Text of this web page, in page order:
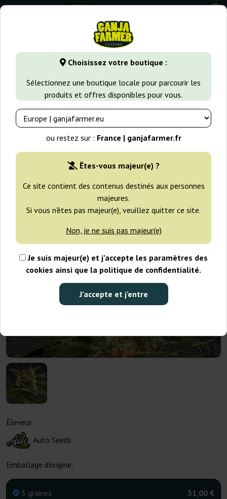
⭐ -40% Variétés à croissance rapide ⭐
⏰ 2 Jours 09:48:23
Choisissez votre boutique :
Sélectionnez une boutique locale pour parcourir les
produits et offres disponibles pour vous.
ou restez sur : France | ganjafarmer.fr
Êtes-vous majeur(e) ?
Ce site contient des contenus destinés aux personnes
majeures.
Si vous n’êtes pas majeur(e), veuillez quitter ce site.
Non, je ne suis pas majeur(e)
Je suis majeur(e) et j’accepte les paramètres des
cookies ainsi que la politique de confidentialité.
J’accepte et j’entre
0
GanjaFarmer.fr Types de Graines Graines de Cannabis à
Auto Ponder Auto Seeds
Éleveur:
Auto Seeds
Emballage d'origine:
3 graines 31,00 €